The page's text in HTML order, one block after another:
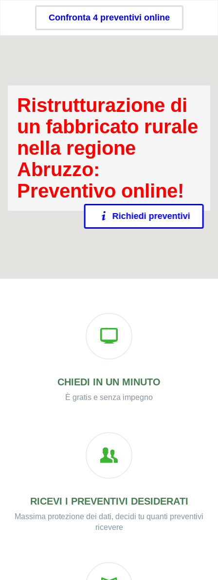
Confronta 4 preventivi online
Ristrutturazione di
un fabbricato rurale
nella regione
Abruzzo:
Preventivo online!
Richiedi preventivi
CHIEDI IN UN MINUTO
È gratis e senza impegno
RICEVI I PREVENTIVI DESIDERATI
Massima protezione dei dati, decidi tu quanti preventivi
ricevere